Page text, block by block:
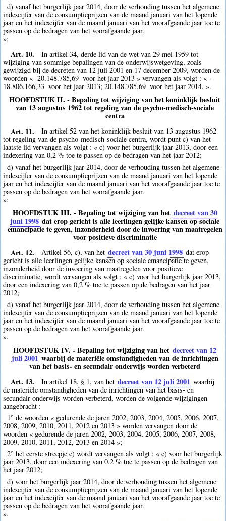
d) vanaf het burgerlijk jaar 2014, door de verhouding tussen het algemene
indexcijfer van de consumptieprijzen van de maand januari van het lopende
jaar en het indexcijfer van de maand januari van het voorafgaande jaar toe te
passen op de bedragen van het voorafgaande jaar.
»;
Art. 10.
In artikel 34, derde lid van de wet van 29 mei 1959 tot
wijziging van sommige bepalingen van de onderwijswetgeving, zoals
gewijzigd bij de decreten van 12 juli 2001 en 17 december 2009, worden de
woorden « -20.148.785,69  voor het jaar 2013 » vervangen als volgt : « -
18.806.166,33  voor het jaar 2013; 20.148.785,69  voor het jaar 2014. ».
HOOFDSTUK II. - Bepaling tot wijziging van het koninklijk besluit
van 13 augustus 1962 tot regeling van de psycho-medisch-sociale
centra
Art. 11.
In artikel 52 van het koninklijk besluit van 13 augustus 1962
tot regeling van de psycho-medisch-sociale centra, wordt punt c) van het
laatste lid vervangen als volgt : « c) voor het burgerlijk jaar 2013, door een
indexering van 0,2 % toe te passen op de bedragen van het jaar 2012;
d) vanaf het burgerlijk jaar 2014, door de verhouding tussen het algemene
indexcijfer van de consumptieprijzen van de maand januari van het lopende
jaar en het indexcijfer van de maand januari van het voorafgaande jaar toe te
passen op de bedragen van het voorafgaande jaar.
»;
HOOFDSTUK III. - Bepaling tot wijziging van het decreet van 30
juni 1998 dat erop gericht is alle leerlingen gelijke kansen op sociale
emancipatie te geven, inzonderheid door de invoering van maatregelen
voor positieve discriminatie
Art. 12.
Artikel 56, c), van het decreet van 30 juni 1998 dat erop
gericht is alle leerlingen gelijke kansen op sociale emancipatie te geven,
inzonderheid door de invoering van maatregelen voor positieve
discriminatie, wordt vervangen als volgt : « c) voor het burgerlijk jaar 2013,
door een indexering van 0,2 % toe te passen op de bedragen van het jaar
2012;
d) vanaf het burgerlijk jaar 2014, door de verhouding tussen het algemene
indexcijfer van de consumptieprijzen van de maand januari van het lopende
jaar en het indexcijfer van de maand januari van het voorafgaande jaar toe te
passen op de bedragen van het voorafgaande jaar.
».
HOOFDSTUK IV. - Bepaling tot wijziging van het decreet van 12
juli 2001 waarbij de materiële omstandigheden van de inrichtingen
van het basis- en secundair onderwijs worden verbeterd
Art. 13.
In artikel 18, § 1, van het decreet van 12 juli 2001 waarbij
de materiële omstandigheden van de inrichtingen van het basis- en
secundair onderwijs worden verbeterd, worden de volgende wijzigingen
aangebracht :
1° de woorden « gedurende de jaren 2002, 2003, 2004, 2005, 2006, 2007,
2008, 2009, 2010, 2011, 2012 en 2013 » worden vervangen door de
woorden « gedurende de jaren 2002, 2003, 2004, 2005, 2006, 2007, 2008,
2009, 2010, 2011, 2012, 2013 en 2014 »;
2° het eerste streepje c) wordt vervangen als volgt : « c) voor het burgerlijk
jaar 2013, door een indexering van 0,2 % toe te passen op de bedragen van
het jaar 2012;
d) voor het burgerlijk jaar 2014, door de verhouding tussen het algemene
indexcijfer van de consumptieprijzen van de maand januari van het lopende
jaar en het indexcijfer van de maand januari van het voorafgaande jaar toe te
passen op de bedragen van het voorafgaande jaar.
».